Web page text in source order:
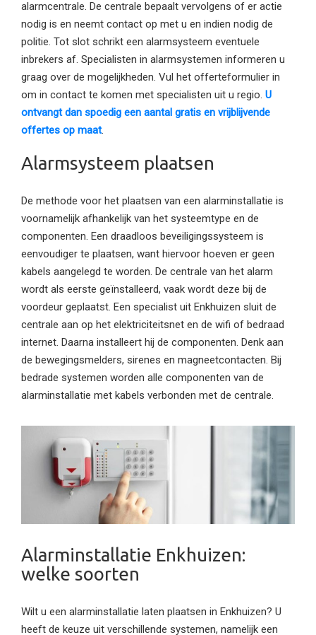
alarmcentrale. De centrale bepaalt vervolgens of er actie
nodig is en neemt contact op met u en indien nodig de
politie. Tot slot schrikt een alarmsysteem eventuele
inbrekers af. Specialisten in alarmsystemen informeren u
graag over de mogelijkheden. Vul het offerteformulier in
om in contact te komen met specialisten uit u regio. U
ontvangt dan spoedig een aantal gratis en vrijblijvende
offertes op maat.
Alarmsysteem plaatsen
De methode voor het plaatsen van een alarminstallatie is
voornamelijk afhankelijk van het systeemtype en de
componenten. Een draadloos beveiligingssysteem is
eenvoudiger te plaatsen, want hiervoor hoeven er geen
kabels aangelegd te worden. De centrale van het alarm
wordt als eerste geïnstalleerd, vaak wordt deze bij de
voordeur geplaatst. Een specialist uit Enkhuizen sluit de
centrale aan op het elektriciteitsnet en de wifi of bedraad
internet. Daarna installeert hij de componenten. Denk aan
de bewegingsmelders, sirenes en magneetcontacten. Bij
bedrade systemen worden alle componenten van de
alarminstallatie met kabels verbonden met de centrale.
Alarminstallatie Enkhuizen:
welke soorten
Wilt u een alarminstallatie laten plaatsen in Enkhuizen? U
heeft de keuze uit verschillende systemen, namelijk een